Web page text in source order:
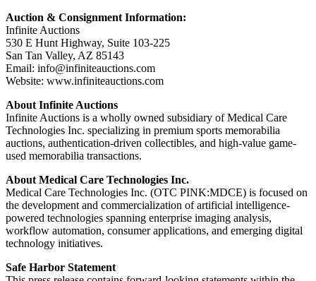
Auction & Consignment Information:
Infinite Auctions
530 E Hunt Highway, Suite 103-225
San Tan Valley, AZ 85143
Email: info@infiniteauctions.com
Website: www.infiniteauctions.com
About Infinite Auctions
Infinite Auctions is a wholly owned subsidiary of Medical Care
Technologies Inc. specializing in premium sports memorabilia
auctions, authentication-driven collectibles, and high-value game-
used memorabilia transactions.
About Medical Care Technologies Inc.
Medical Care Technologies Inc. (OTC PINK:MDCE) is focused on
the development and commercialization of artificial intelligence-
powered technologies spanning enterprise imaging analysis,
workflow automation, consumer applications, and emerging digital
technology initiatives.
Safe Harbor Statement